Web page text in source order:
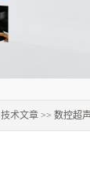
技术文章 >> 数控超